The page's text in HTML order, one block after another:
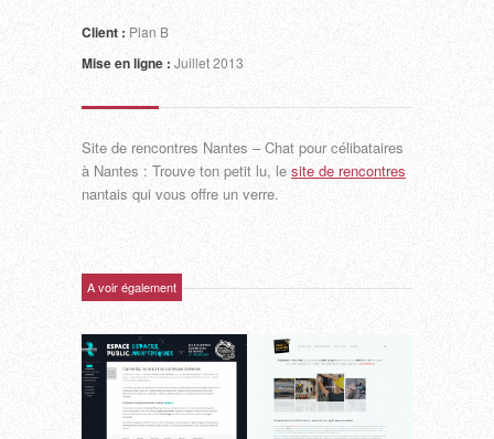
Client : Plan B
Mise en ligne : Juillet 2013
Site de rencontres Nantes – Chat pour célibataires
à Nantes : Trouve ton petit lu, le site de rencontres
nantais qui vous offre un verre.
A voir également